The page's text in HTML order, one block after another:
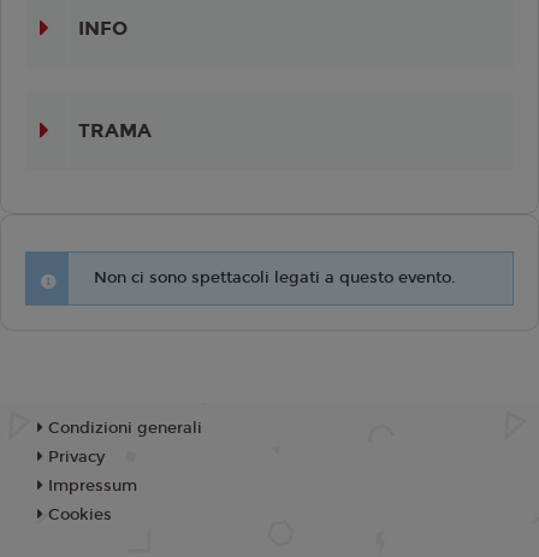
INFO
TRAMA
Non ci sono spettacoli legati a questo evento.
Condizioni generali
Privacy
Impressum
Cookies